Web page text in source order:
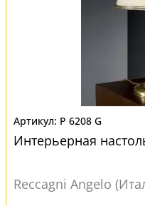
P 6208 G
Интерьерная
Reccagni Angelo